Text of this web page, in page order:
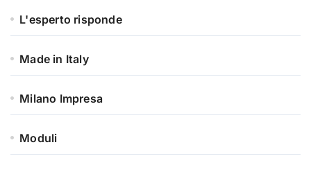
L'esperto risponde
Made in Italy
Milano Impresa
Moduli